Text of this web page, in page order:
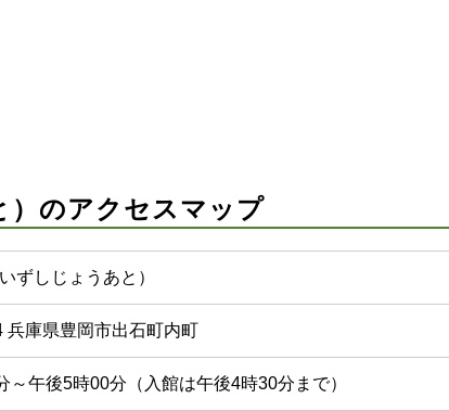
）のアクセスマップ
ずしじょうあと）
兵庫県豊岡市出石町内町
～午後5時00分（入館は午後4時30分まで）